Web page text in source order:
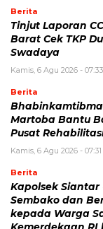
Berita
Tinjut Laporan
Barat Cek TKP
Swadaya
Kamis, 6 Agu 2026 - 07:33
Berita
Martoba Bantu
Pusat
Kamis, 6 Agu 2026 - 07:31
Berita
Kapolsek
Sembako dan
kepada Warga